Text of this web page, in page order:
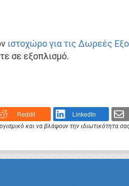
ιστοχώρο για τις Δωρεές
σε εξοπλισμό.
Reddit LinkedIn
και να βλάψουν την ιδιωτικότητα